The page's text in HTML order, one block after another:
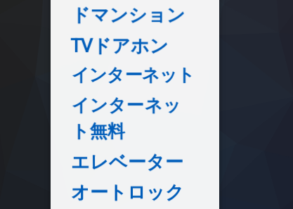
ドマンション
TVドアホン
インターネット
インターネッ
ト無料
エレベーター
オートロック